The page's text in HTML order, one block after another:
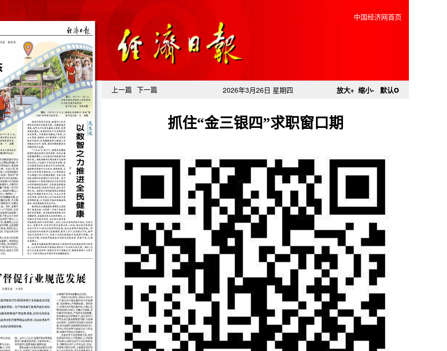
中国经济网首页
上一篇 下一篇 2026年3月26日 星期四 放大+ 缩小- 默认o
抓住“金三银四”求职窗口期